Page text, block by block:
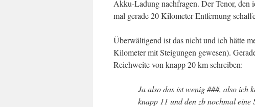
Akku-Ladung nachfragen. Der Tenor, den
mal gerade 20 Kilometer Entfernung
Überwältigend ist das nicht und ich hätte
Kilometer mit Steigungen gewesen).
Reichweite von knapp 20 km schreiben:
Ja also das ist wenig ###, also ich
knapp 11 und den zb nochmal